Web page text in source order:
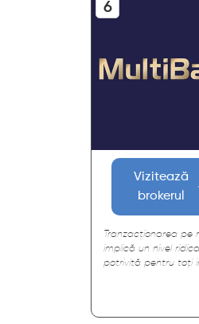
Vizitează
brokerul
Tranzacționarea pe
implică un nivel
potrivită pentru toți